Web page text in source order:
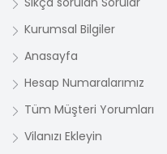
Kurumsal Bilgiler
Anasayfa
Hesap Numaralarımız
Tüm Müşteri Yorumları
Vilanızı Ekleyin